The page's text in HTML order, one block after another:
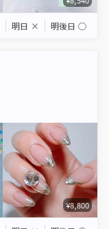
明日 × 明後日 ◯
¥8,800